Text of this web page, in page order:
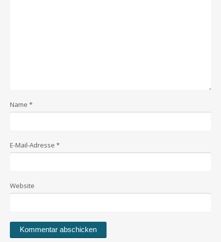
Name *
E-Mail-Adresse *
Website